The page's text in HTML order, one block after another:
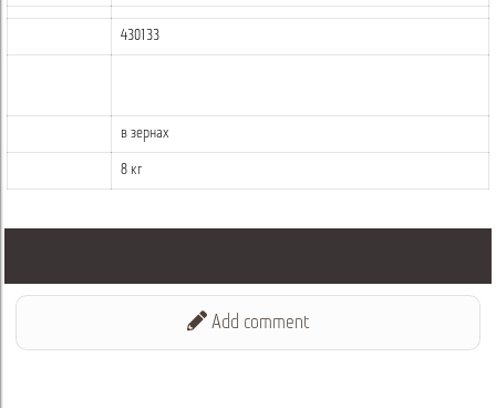
430133
в зернах
8 кг
Add comment